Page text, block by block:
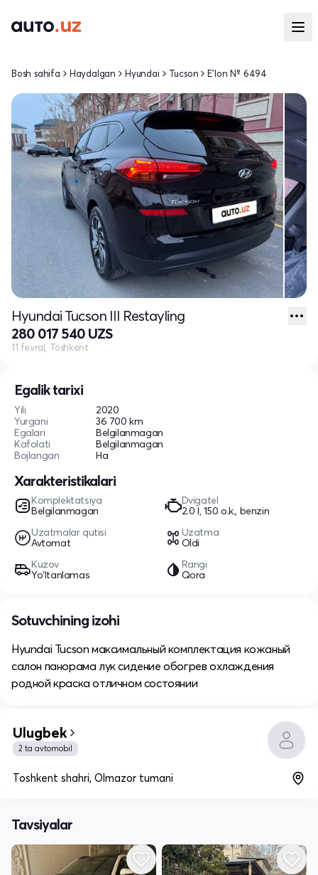
Egalik tarixi
Yili
2020
Yurgani
36 700 km
Egalari
Belgilanmagan
Kafolati
Belgilanmagan
Bojlangan
Ha
Xarakteristikalari
Komplektatsiya
Belgilanmagan
Dvigatel
2.0 l, 150 o.k., benzin
Uzatmalar qutisi
Avtomat
Uzatma
Oldi
Kuzov
Yo‘ltanlamas
Rangi
Qora
Bosh sahifa Haydalgan Hyundai Tucson E'lon № 6494
Hyundai Tucson III Restayling
280 017 540 UZS
11 fevral, Toshkent
Sotuvchining izohi
Hyundai Tucson максимальный комплектация кожаный
салон панорама лук сидение обогрев охлаждения
родной краска отличном состоянии
Ulugbek
2 ta avtomobil
Toshkent shahri, Olmazor tumani
Tavsiyalar